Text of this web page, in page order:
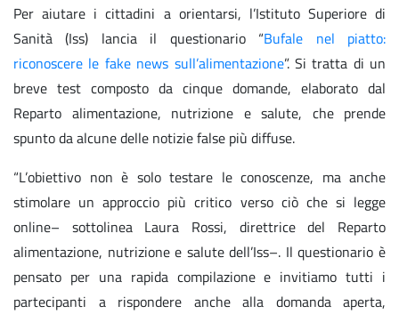
Per aiutare i cittadini a orientarsi, l’Istituto Superiore di
Sanità (Iss) lancia il questionario “Bufale nel piatto:
riconoscere le fake news sull’alimentazione”. Si tratta di un
breve test composto da cinque domande, elaborato dal
Reparto alimentazione, nutrizione e salute, che prende
spunto da alcune delle notizie false più diffuse.
“L’obiettivo non è solo testare le conoscenze, ma anche
stimolare un approccio più critico verso ciò che si legge
online– sottolinea Laura Rossi, direttrice del Reparto
alimentazione, nutrizione e salute dell’Iss–. Il questionario è
pensato per una rapida compilazione e invitiamo tutti i
partecipanti a rispondere anche alla domanda aperta,